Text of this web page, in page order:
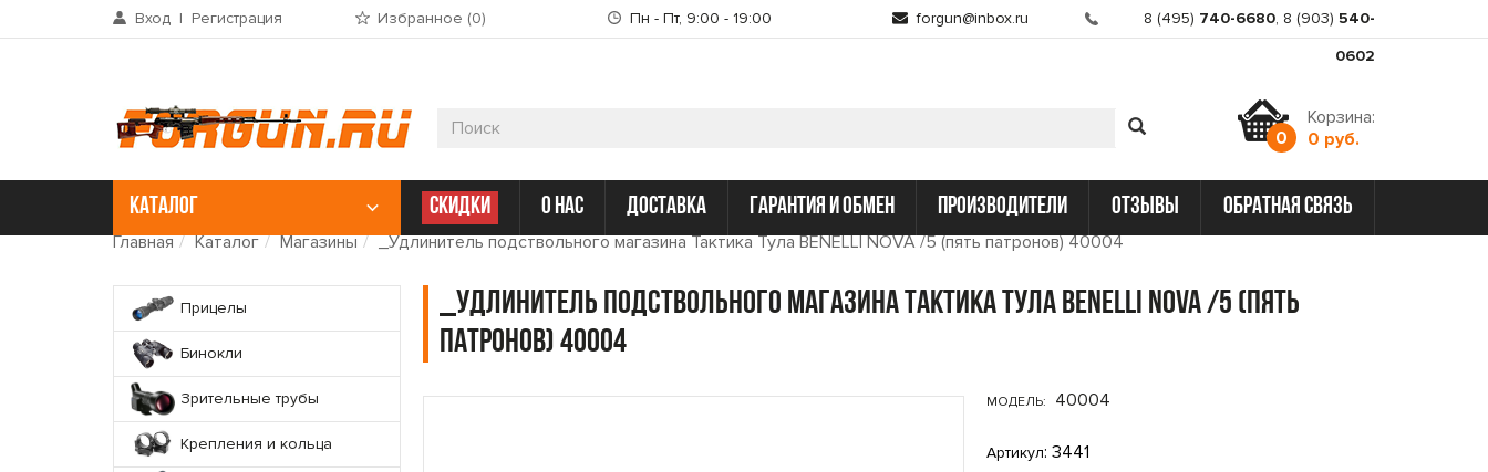
Вход | Регистрация Избранное (0) Пн - Пт, 9:00 - 19:00 forgun@inbox.ru 8 (495) 740-6680, 8 (903) 540-
0602
0
Корзина:
0 руб.
КАТАЛОГ СКИДКИ о нас доставка гарантия и обмен производители отзывы обратная связь
Главная Каталог Магазины _Удлинитель подствольного магазина Тактика Тула BENELLI NOVA /5 (пять патронов) 40004
Прицелы
Бинокли
Зрительные трубы
Крепления и кольца
_Удлинитель подствольного магазина Тактика Тула BENELLI NOVA /5 (пять
патронов) 40004
МОДЕЛЬ: 40004
Артикул: 3441